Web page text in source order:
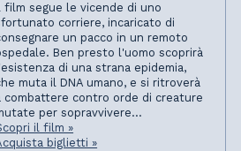
film segue le vicende di uno
corriere, incaricato di
un pacco in un remoto
Ben presto l'uomo scoprirà
di una strana epidemia,
muta il DNA umano, e si ritroverà
combattere contro orde di creature
per sopravvivere...
il film »
biglietti »